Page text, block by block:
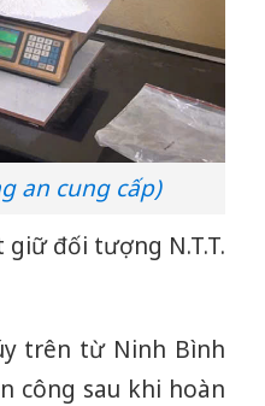
an cung cấp)
đối tượng N.T.T.
trên từ Ninh Bình
công sau khi hoàn